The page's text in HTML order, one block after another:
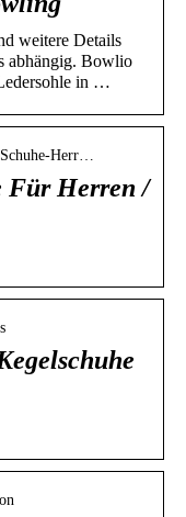
weitere Details
abhängig. Bowlio
in …
Herr…
Für Herren /